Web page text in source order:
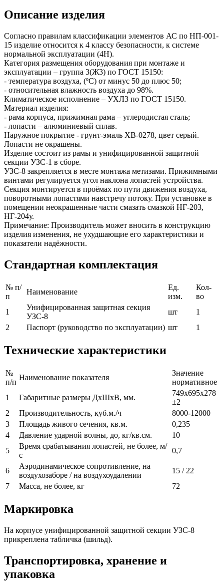
Описание изделия
Согласно правилам классификации элементов АС по НП-001-
15 изделие относится к 4 классу безопасности, к системе
нормальной эксплуатации (4Н).
Категория размещения оборудования при монтаже и
эксплуатации – группа 3(Ж3) по ГОСТ 15150:
- температура воздуха, (ºС) от минус 50 до плюс 50;
- относительная влажность воздуха до 98%.
Климатическое исполнение – УХЛ3 по ГОСТ 15150.
Материал изделия:
- рама корпуса, прижимная рама – углеродистая сталь;
- лопасти – алюминиевый сплав.
Наружное покрытие - грунт-эмаль ХВ-0278, цвет серый.
Лопасти не окрашены.
Изделие состоит из рамы и унифицированной защитной
секции УЗС-1 в сборе.
УЗС-8 закрепляется в месте монтажа метизами. Прижимными
винтами регулируется угол наклона лопастей устройства.
Секция монтируется в проёмах по пути движения воздуха,
поворотными лопастями навстречу потоку. При установке в
помещении неокрашенные части смазать смазкой НГ-203,
НГ-204у.
Примечание: Производитель может вносить в конструкцию
изделия изменения, не ухудшающие его характеристики и
показатели надёжности.
Стандартная комплектация
№ п/
п
Наименование
Ед.
изм.
Кол-
во
1
Унифицированная защитная секция
УЗС-8
шт
1
2
Паспорт (руководство по эксплуатации) шт 1
Технические характеристики
№
п/п
Наименование показателя
Значение
нормативное
1
Габаритные размеры ДхШхВ, мм.
749х695х278
±2
2
Производительность, куб.м./ч
8000-12000
3
Площадь живого сечения, кв.м.
0,235
4
Давление ударной волны, до, кг/кв.см.
10
5
Время срабатывания лопастей, не более, м/
с
0,7
6
Аэродинамическое сопротивление, на
воздухозаборе / на воздухоудалении
15 / 22
7
Масса, не более, кг 72
Маркировка
На корпусе унифицированной защитной секции УЗС-8
прикреплена табличка (шильд).
Транспортировка, хранение и
упаковка